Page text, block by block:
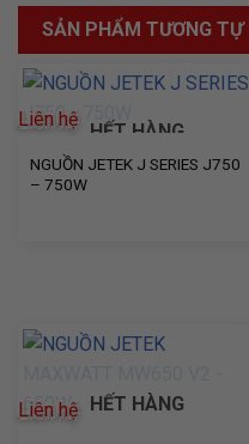
Màn
Tính năng này mang lại
dùng, đặc biệt là khi sử
như văn phòng hoặc
vệ quyền riêng
SẢN PHẨM TƯƠNG TỰ
HẾT HÀNG
NGUỒN JETEK J SERIES J750
– 750W
Liên hệ
HẾT HÀNG
Liên hệ